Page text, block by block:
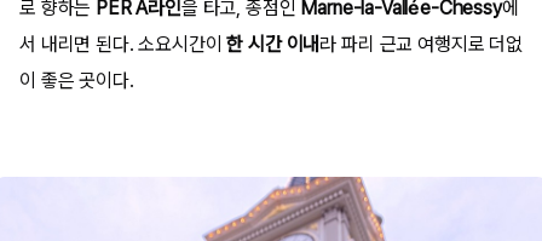
로 향하는 PER A라인을 타고, 종점인 Marne-la-Vallée-Chessy에
서 내리면 된다. 소요시간이한 시간 이내 라 파리 근교 여행지로 더없
이 좋은 곳이다.